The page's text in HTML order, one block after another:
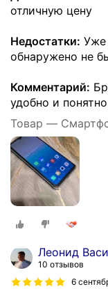
отличную цену
Недостатки: Уже
обнаружено не
Комментарий:
удобно и
Товар —
Леонид
10 отзывов
6